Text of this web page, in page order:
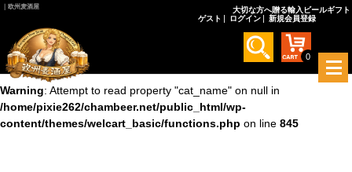
/home/pixie262/chambeer.net/public_html/wp-
content/themes/welcart_basic/functions.php
on line 845
Warning: Attempt to read property "cat_name" on null in
/home/pixie262/chambeer.net/public_html/wp-
content/themes/welcart_basic/functions.php on line 845
｜欧州麦酒屋
大切な方へ贈る輸入ビールギフト
ゲスト
ログイン 新規会員登録
0
メ
ニ